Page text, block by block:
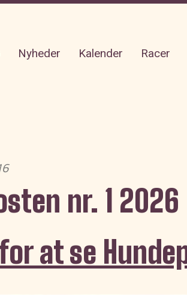
Nyheder Kalender Racer
nr. 1 2026
at se